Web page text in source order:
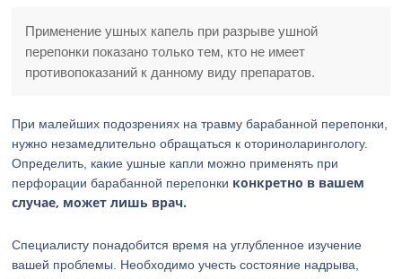
Применение ушных капель при разрыве ушной
перепонки показано только тем, кто не имеет
противопоказаний к данному виду препаратов.
При малейших подозрениях на травму барабанной перепонки,
нужно незамедлительно обращаться к оториноларингологу.
Определить, какие ушные капли можно применять при
перфорации барабанной перепонки конкретно в вашем
случае, может лишь врач.
Специалисту понадобится время на углубленное изучение
вашей проблемы. Необходимо учесть состояние надрыва,